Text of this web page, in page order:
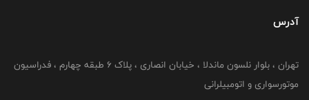
آدرس
تهران ، بلوار نلسون ماندلا ، خیابان انصاری ، پلاک ۶ طبقه چهارم ، فدراسیون
موتورسواری و اتومبیلرانی